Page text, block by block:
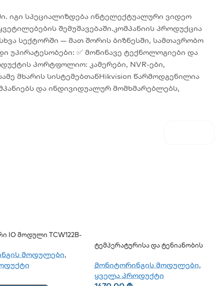
იგი სპეციალიზდება ინტელექტუალური ვიდეო
შემუშავებაში.კომპანიის პროდუქცია
სექტორში — მათ შორის ბიზნესში, სამთავრობო
უპირატესობები: ✅ მოწინავე ტექნოლოგიები და
პორტფოლიო: კამერები, NVR-ები,
მხარის სისტემებთანHikvision წარმოდგენილია
და ინდივიდუალურ მომხმარებლებს,
IO Მოდული TCW122B-
მოდულები,
Ტემპერატურისა Და Ტენიანობის
მონიტორინგის მოდულები,
ყველა პროდუქტი